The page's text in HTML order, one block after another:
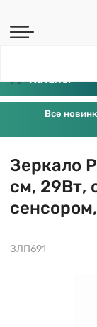
Каталог
Все
Зеркало
см, 29Вт,
ЗЛП691